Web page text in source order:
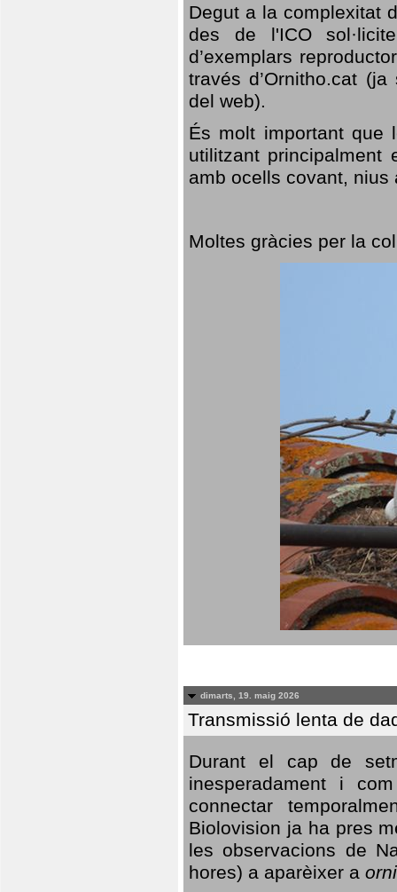
Degut a la complexitat
des de l'ICO
d’exemplars
través d’Ornitho.cat
del web).
És molt important que
utilitzant
amb ocells covant,
Moltes gràcies per la
dimarts, 19. maig 2026
Transmissió lenta de
Durant el cap de
inesperadament i
connectar
Biolovision ja ha pres
les observacions de
hores) a aparèixer a